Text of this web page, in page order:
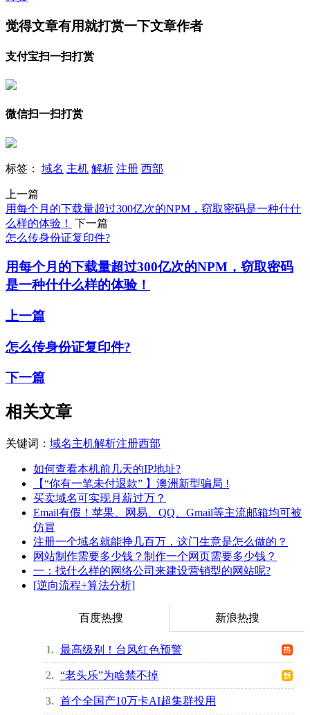
觉得文章有用就打赏一下文章作者
支付宝扫一扫打赏
微信扫一扫打赏
标签： 域名 主机 解析 注册 西部
上一篇
用每个月的下载量超过300亿次的NPM，窃取密码是一种什什
么样的体验！
下一篇
怎么传身份证复印件?
用每个月的下载量超过300亿次的NPM，窃取密码
是一种什什么样的体验！
上一篇
怎么传身份证复印件?
下一篇
相关文章
关键词： 域名主机解析注册西部
如何查看本机前几天的IP地址?
【“你有一笔未付退款” 】澳洲新型骗局 !
买卖域名可实现月薪过万？
Email有假！苹果、网易、QQ、Gmail等主流邮箱均可被
仿冒
注册一个域名就能挣几百万，这门生意是怎么做的？
网站制作需要多少钱？制作一个网页需要多少钱？
一：找什么样的网络公司来建设营销型的网站呢?
[逆向流程+算法分析]
百度热搜 新浪热搜
1 最高级别！台风红色预警
2 “老头乐”为啥禁不掉
3 首个全国产10万卡AI超集群投用